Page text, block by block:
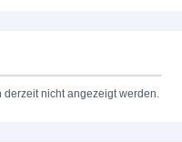
derzeit nicht angezeigt werden.